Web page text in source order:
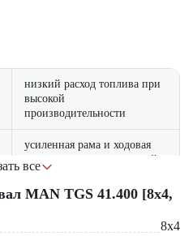
низкий расход топлива при
высокой
производительности
усиленная рама и ходовая
часть для тяжелых условий
просторная кабина с климат-
все
MAN TGS 41.400 [8x4,
8x4